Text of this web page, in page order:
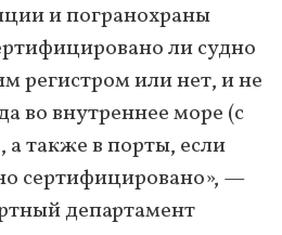
и погранохраны
ли судно
регистром или нет, и не
во внутреннее море (с
также в порты, если
сертифицировано», —
департамент